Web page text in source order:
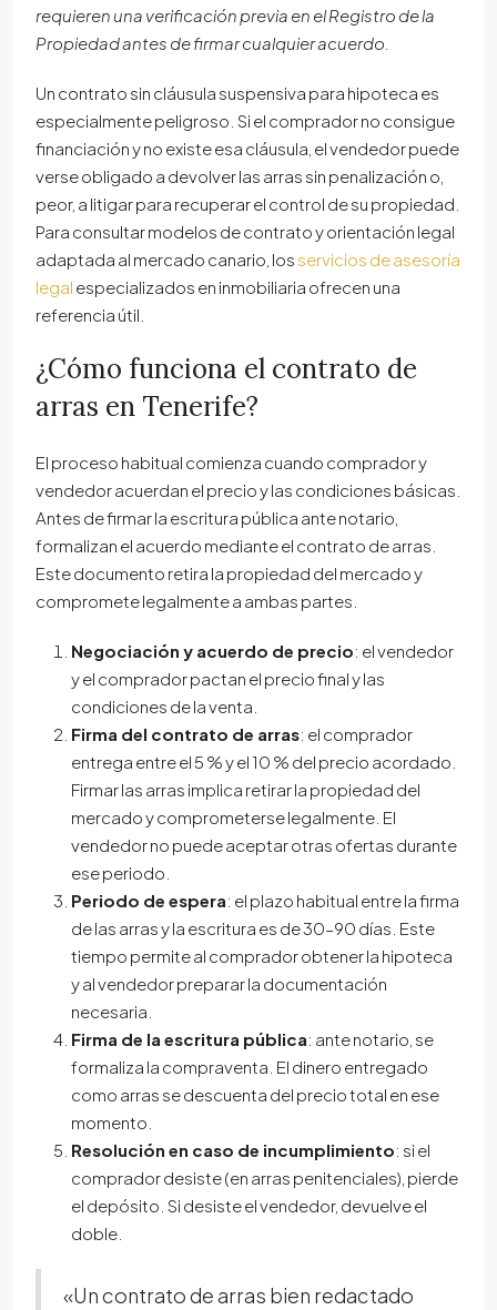
requieren una verificación previa en el Registro de la
Propiedad antes de firmar cualquier acuerdo.
Un contrato sin cláusula suspensiva para hipoteca es
especialmente peligroso. Si el comprador no consigue
financiación y no existe esa cláusula, el vendedor puede
verse obligado a devolver las arras sin penalización o,
peor, a litigar para recuperar el control de su propiedad.
Para consultar modelos de contrato y orientación legal
adaptada al mercado canario, los servicios de asesoría
legal especializados en inmobiliaria ofrecen una
referencia útil.
¿Cómo funciona el contrato de
arras en Tenerife?
El proceso habitual comienza cuando comprador y
vendedor acuerdan el precio y las condiciones básicas.
Antes de firmar la escritura pública ante notario,
formalizan el acuerdo mediante el contrato de arras.
Este documento retira la propiedad del mercado y
compromete legalmente a ambas partes.
Negociación y acuerdo de precio: el vendedor
y el comprador pactan el precio final y las
condiciones de la venta.
Firma del contrato de arras: el comprador
entrega entre el 5 % y el 10 % del precio acordado.
Firmar las arras implica retirar la propiedad del
mercado y comprometerse legalmente. El
vendedor no puede aceptar otras ofertas durante
ese periodo.
Periodo de espera: el plazo habitual entre la firma
de las arras y la escritura es de 30–90 días. Este
tiempo permite al comprador obtener la hipoteca
y al vendedor preparar la documentación
necesaria.
Firma de la escritura pública: ante notario, se
formaliza la compraventa. El dinero entregado
como arras se descuenta del precio total en ese
momento.
Resolución en caso de incumplimiento: si el
comprador desiste (en arras penitenciales), pierde
el depósito. Si desiste el vendedor, devuelve el
doble.
«Un contrato de arras bien redactado